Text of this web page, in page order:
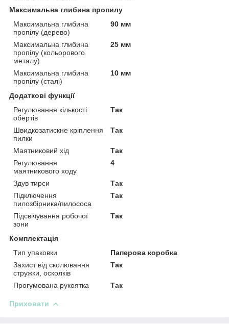
Максимальна глибина пропилу
Максимальна глибина
пропілу (дерево)
90 мм
Максимальна глибина
пропілу (кольорового
металу)
25 мм
Максимальна глибина
пропілу (сталі)
10 мм
Додаткові функції
Регулювання кількості
обертів
Так
Швидкозатискне кріплення
пилки
Так
Маятниковий хід
Так
Регулювання
маятникового ходу
4
Здув тирси
Так
Підключення
пилозбірника/пилососа
Так
Підсвічування робочої
зони
Так
Комплектація
Тип упаковки
Паперова коробка
Захист від сколювання
стружки, осколків
Так
Прогумована рукоятка Так
Приховати